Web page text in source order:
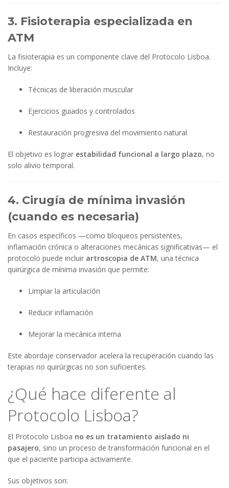
3. Fisioterapia especializada en
ATM
La fisioterapia es un componente clave del Protocolo Lisboa.
Incluye:
Técnicas de liberación muscular
Ejercicios guiados y controlados
Restauración progresiva del movimiento natural
El objetivo es lograr estabilidad funcional a largo plazo, no
solo alivio temporal.
4. Cirugía de mínima invasión
(cuando es necesaria)
En casos específicos —como bloqueos persistentes,
inflamación crónica o alteraciones mecánicas significativas— el
protocolo puede incluir artroscopia de ATM, una técnica
quirúrgica de mínima invasión que permite:
Limpiar la articulación
Reducir inflamación
Mejorar la mecánica interna
Este abordaje conservador acelera la recuperación cuando las
terapias no quirúrgicas no son suficientes.
¿Qué hace diferente al
Protocolo Lisboa?
El Protocolo Lisboa no es un tratamiento aislado ni
pasajero, sino un proceso de transformación funcional en el
que el paciente participa activamente.
Sus objetivos son: